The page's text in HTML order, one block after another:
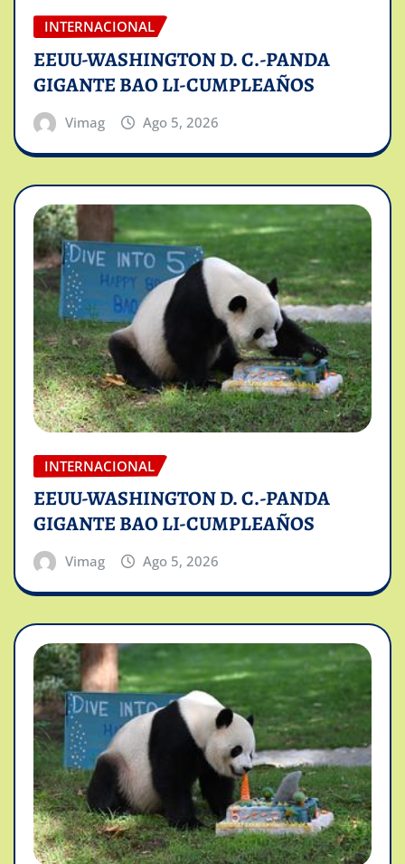
INTERNACIONAL
EEUU-WASHINGTON D. C.-PANDA
GIGANTE BAO LI-CUMPLEAÑOS
Vimag Ago 5, 2026
INTERNACIONAL
EEUU-WASHINGTON D. C.-PANDA
GIGANTE BAO LI-CUMPLEAÑOS
Vimag Ago 5, 2026